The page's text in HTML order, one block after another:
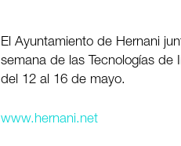
El Ayuntamiento de Hernani
semana de las Tecnologías de
del 12 al 16 de mayo.
www.hernani.net